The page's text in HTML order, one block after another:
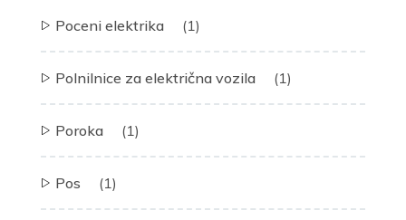
Poceni elektrika (1)
Polnilnice za električna vozila (1)
Poroka (1)
Pos (1)